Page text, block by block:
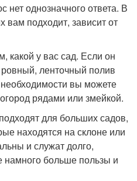
нет однозначного ответа. В
вам подходит, зависит от
какой у вас сад. Если он
ленточный полив
вы можете
рядами или змейкой.
для больших садов,
находятся на склоне или
и служат долго,
намного больше пользы и